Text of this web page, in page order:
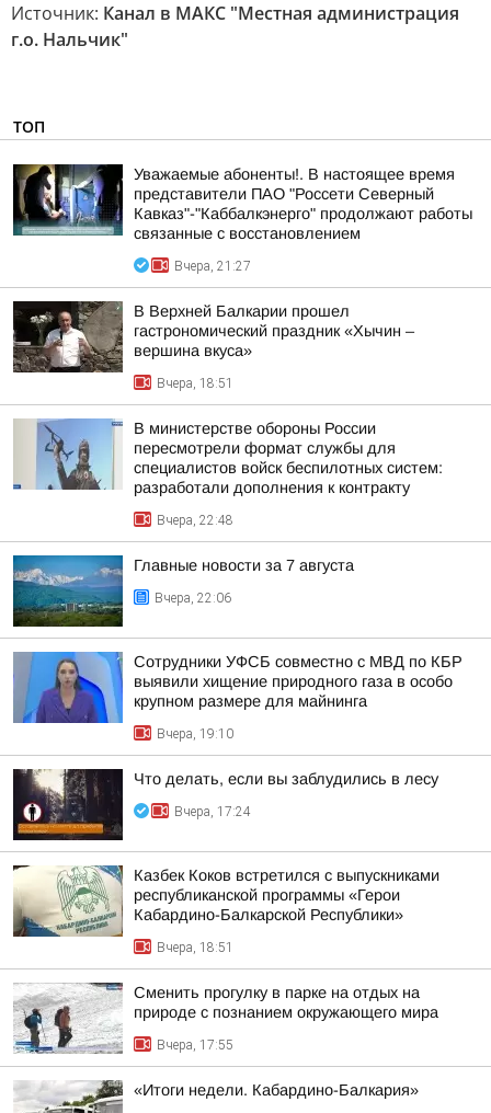
Источник: Канал в МАКС "Местная администрация
г.о. Нальчик"
ТОП
Уважаемые абоненты!. В настоящее время
представители ПАО "Россети Северный
Кавказ"-"Каббалкэнерго" продолжают работы
связанные с восстановлением
Вчера, 21:27
В Верхней Балкарии прошел
гастрономический праздник «Хычин –
вершина вкуса»
Вчера, 18:51
В министерстве обороны России
пересмотрели формат службы для
специалистов войск беспилотных систем:
разработали дополнения к контракту
Вчера, 22:48
Главные новости за 7 августа
Вчера, 22:06
Сотрудники УФСБ совместно с МВД по КБР
выявили хищение природного газа в особо
крупном размере для майнинга
Вчера, 19:10
Что делать, если вы заблудились в лесу
Вчера, 17:24
Казбек Коков встретился с выпускниками
республиканской программы «Герои
Кабардино-Балкарской Республики»
Вчера, 18:51
Сменить прогулку в парке на отдых на
природе с познанием окружающего мира
Вчера, 17:55
«Итоги недели. Кабардино-Балкария»